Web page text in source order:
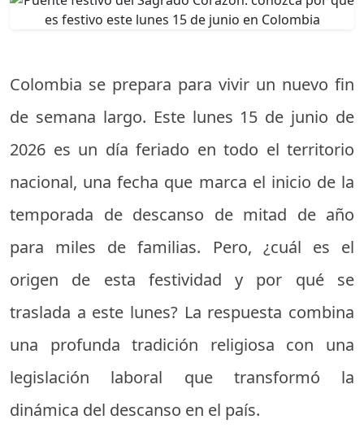
Colombia se prepara para vivir un nuevo fin
de semana largo. Este lunes 15 de junio de
2026 es un día feriado en todo el territorio
nacional, una fecha que marca el inicio de la
temporada de descanso de mitad de año
para miles de familias. Pero, ¿cuál es el
origen de esta festividad y por qué se
traslada a este lunes? La respuesta combina
una profunda tradición religiosa con una
legislación laboral que transformó la
dinámica del descanso en el país.